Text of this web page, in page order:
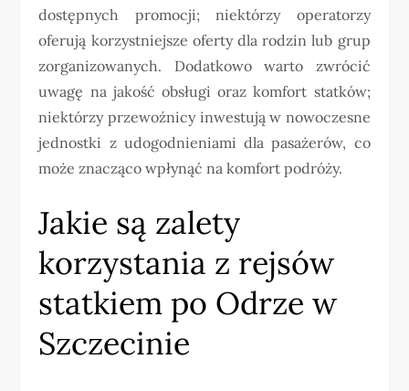
dostępnych promocji; niektórzy operatorzy
oferują korzystniejsze oferty dla rodzin lub grup
zorganizowanych. Dodatkowo warto zwrócić
uwagę na jakość obsługi oraz komfort statków;
niektórzy przewoźnicy inwestują w nowoczesne
jednostki z udogodnieniami dla pasażerów, co
może znacząco wpłynąć na komfort podróży.
Jakie są zalety
korzystania z rejsów
statkiem po Odrze w
Szczecinie